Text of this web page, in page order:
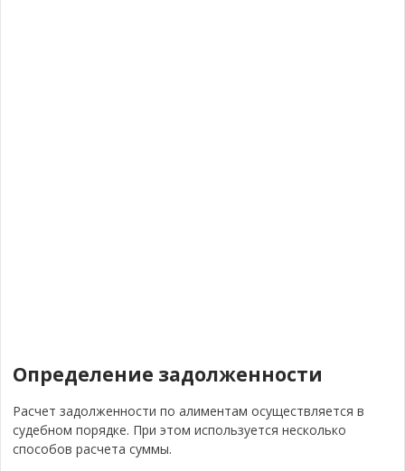
Определение задолженности
Расчет задолженности по алиментам осуществляется в
судебном порядке. При этом используется несколько
способов расчета суммы.